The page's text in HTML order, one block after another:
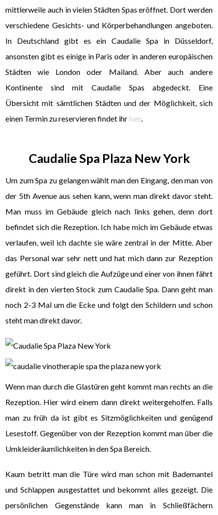
mittlerweile auch in vielen Städten Spas eröffnet. Dort werden
verschiedene Gesichts- und Körperbehandlungen angeboten.
In Deutschland gibt es ein Caudalie Spa in Düsseldorf,
ansonsten gibt es einige in Paris oder in anderen europäischen
Städten wie London oder Mailand. Aber auch andere
Kontinente sind mit Caudalie Spas abgedeckt. Eine
Übersicht mit sämtlichen Städten und der Möglichkeit, sich
einen Termin zu reservieren findet ihr hier.
Caudalie Spa Plaza New York
Um zum Spa zu gelangen wählt man den Eingang, den man von
der 5th Avenue aus sehen kann, wenn man direkt davor steht.
Man muss im Gebäude gleich nach links gehen, denn dort
befindet sich die Rezeption. Ich habe mich im Gebäude etwas
verlaufen, weil ich dachte sie wäre zentral in der Mitte. Aber
das Personal war sehr nett und hat mich dann zur Rezeption
geführt. Dort sind gleich die Aufzüge und einer von ihnen fährt
direkt in den vierten Stock zum Caudalie Spa. Dann geht man
noch 2-3 Mal um die Ecke und folgt den Schildern und schon
steht man direkt davor.
Wenn man durch die Glastüren geht kommt man rechts an die
Rezeption. Hier wird einem dann direkt weitergeholfen. Falls
man zu früh da ist gibt es Sitzmöglichkeiten und genügend
Lesestoff. Gegenüber von der Rezeption kommt man über die
Umkleideräumlichkeiten in den Spa Bereich.
Kaum betritt man die Türe wird man schon mit Bademantel
und Schlappen ausgestattet und bekommt alles gezeigt. Die
persönlichen Gegenstände kann man in Schließfächern